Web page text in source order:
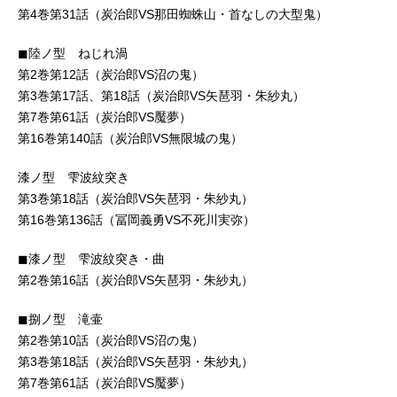
第4巻第31話（炭治郎VS那田蜘蛛山・首なしの大型鬼）
◼︎陸ノ型 ねじれ渦
第2巻第12話（炭治郎VS沼の鬼）
第3巻第17話、第18話（炭治郎VS矢琶羽・朱紗丸）
第7巻第61話（炭治郎VS​​魘夢）
第16巻第140話（炭治郎VS無限城の鬼）
漆ノ型 雫波紋突き
第3巻第18話（炭治郎VS矢琶羽・朱紗丸）
第16巻第136話（冨岡義勇VS不死川実弥）
◼︎漆ノ型 雫波紋突き・曲
第2巻第16話（炭治郎VS矢琶羽・朱紗丸）
◼︎捌ノ型 滝壷
第2巻第10話（炭治郎VS沼の鬼）
第3巻第18話（炭治郎VS矢琶羽・朱紗丸）
第7巻第61話（炭治郎VS​​魘夢）